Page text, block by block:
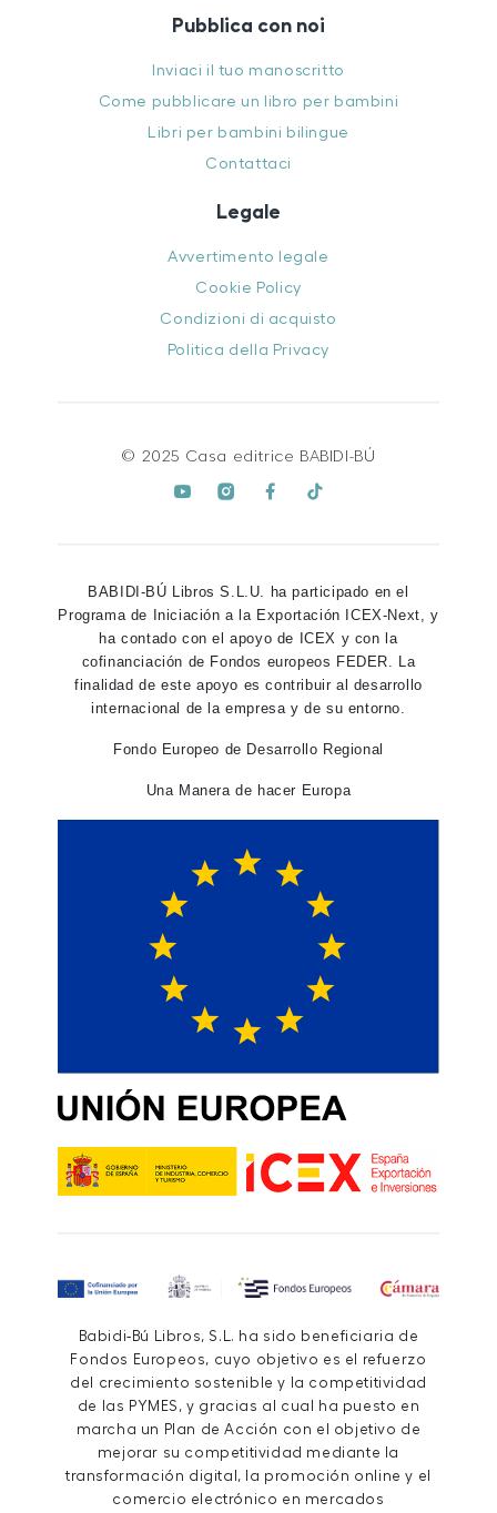
Pubblica con noi
Inviaci il tuo manoscritto
Come pubblicare un libro per bambini
Libri per bambini bilingue
Contattaci
Legale
Avvertimento legale
Cookie Policy
Condizioni di acquisto
Politica della Privacy
© 2025 Casa editrice BABIDI-BÚ
BABIDI-BÚ Libros S.L.U. ha participado en el
Programa de Iniciación a la Exportación ICEX-Next, y
ha contado con el apoyo de ICEX y con la
cofinanciación de Fondos europeos FEDER. La
finalidad de este apoyo es contribuir al desarrollo
internacional de la empresa y de su entorno.
Fondo Europeo de Desarrollo Regional
Una Manera de hacer Europa
Babidi-Bú Libros, S.L. ha sido beneficiaria de
Fondos Europeos, cuyo objetivo es el refuerzo
del crecimiento sostenible y la competitividad
de las PYMES, y gracias al cual ha puesto en
marcha un Plan de Acción con el objetivo de
mejorar su competitividad mediante la
transformación digital, la promoción online y el
comercio electrónico en mercados